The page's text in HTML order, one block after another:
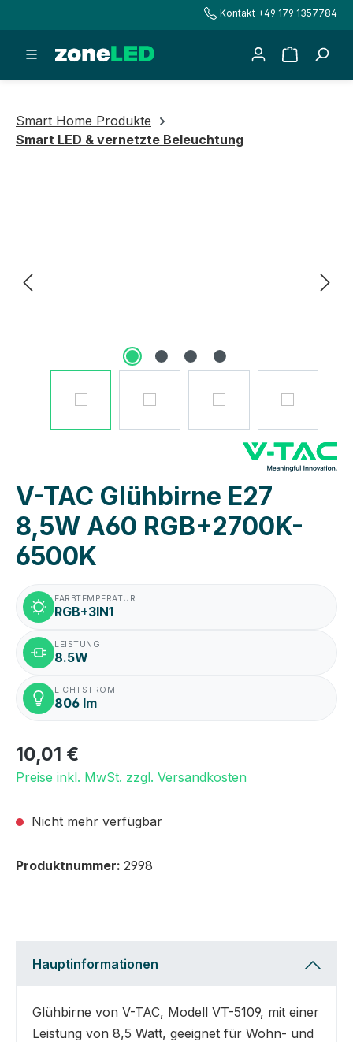
Kontakt +49 179 1357784
Smart Home Produkte
Smart LED & vernetzte Beleuchtung
V-TAC Glühbirne E27
8,5W A60 RGB+2700K-
6500K
FARBTEMPERATUR
RGB+3IN1
LEISTUNG
8.5W
LICHTSTROM
806 lm
10,01 €
Preise inkl. MwSt. zzgl. Versandkosten
Nicht mehr verfügbar
Produktnummer: 2998
Hauptinformationen
Glühbirne von V-TAC, Modell VT-5109, mit einer
Leistung von 8,5 Watt, geeignet für Wohn- und